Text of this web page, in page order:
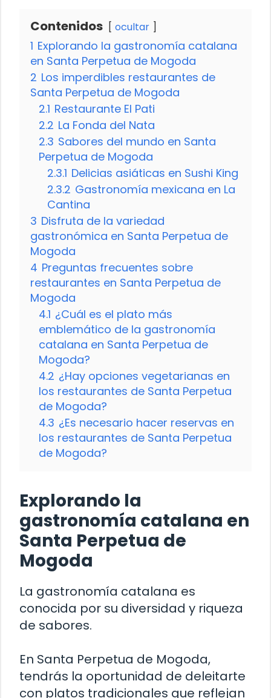
Contenidos ocultar
1 Explorando la gastronomía catalana
en Santa Perpetua de Mogoda
2 Los imperdibles restaurantes de
Santa Perpetua de Mogoda
2.1 Restaurante El Pati
2.2 La Fonda del Nata
2.3 Sabores del mundo en Santa
Perpetua de Mogoda
2.3.1 Delicias asiáticas en Sushi King
2.3.2 Gastronomía mexicana en La
Cantina
3 Disfruta de la variedad
gastronómica en Santa Perpetua de
Mogoda
4 Preguntas frecuentes sobre
restaurantes en Santa Perpetua de
Mogoda
4.1 ¿Cuál es el plato más
emblemático de la gastronomía
catalana en Santa Perpetua de
Mogoda?
4.2 ¿Hay opciones vegetarianas en
los restaurantes de Santa Perpetua
de Mogoda?
4.3 ¿Es necesario hacer reservas en
los restaurantes de Santa Perpetua
de Mogoda?
Explorando la
gastronomía catalana en
Santa Perpetua de
Mogoda
La gastronomía catalana es
conocida por su diversidad y riqueza
de sabores.
En Santa Perpetua de Mogoda,
tendrás la oportunidad de deleitarte
con platos tradicionales que reflejan